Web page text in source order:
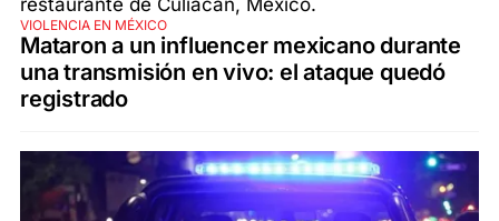
VIOLENCIA EN MÉXICO
Mataron a un influencer mexicano durante
una transmisión en vivo: el ataque quedó
registrado